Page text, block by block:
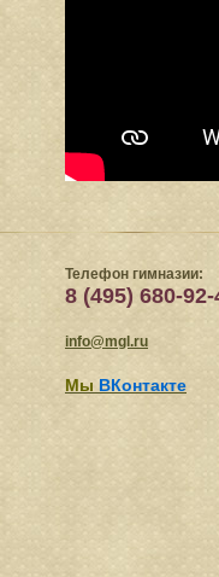
Телефон гимназии:
8 (495) 680-92-
info@mgl.ru
Мы ВКонтакте